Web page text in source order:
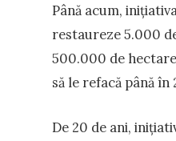
Până acum,
restaureze 5.000
500.000 de
să le refacă până în
De 20 de ani,